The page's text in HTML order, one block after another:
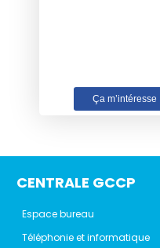
Ça m’intéresse
CENTRALE GCCP
Espace bureau
Téléphonie et informatique